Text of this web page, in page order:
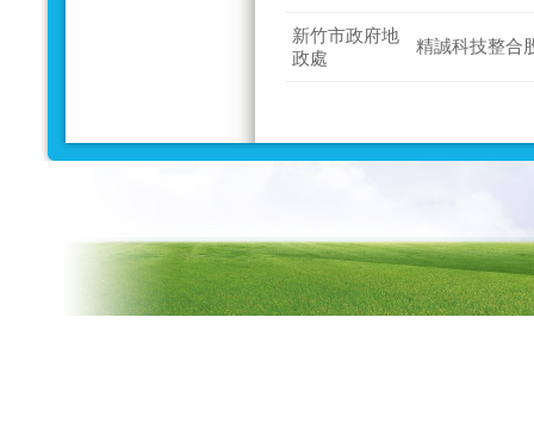
新竹市政府地
政處
精誠科技整合